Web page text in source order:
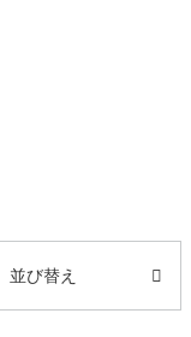
並び替え